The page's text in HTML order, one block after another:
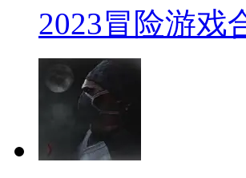
2023冒险游戏